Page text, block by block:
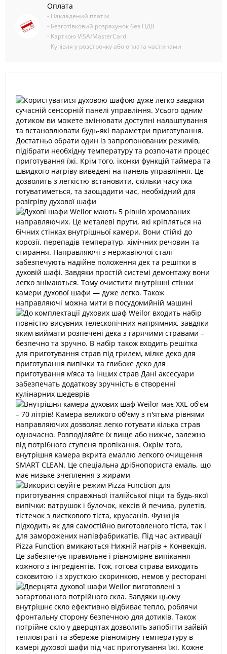
Оплата
- Накладений платіж
- Безготівковий розрахунок без ПДВ
- Карткою VISA/MasterCard
- Купівля у розстрочку або оплата частинами